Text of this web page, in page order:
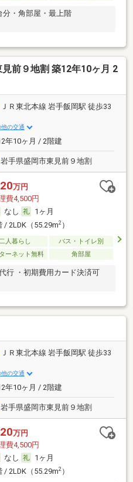
分・角部屋・最上階
前９地割 築12年10ヶ月 2
ＪＲ東北本線 岩手飯岡駅 徒歩33
他の交通
年10ヶ月 / 2階建
岩手県盛岡市東見前９地割
万円
費4,500円
なし
1ヶ月
/ 2LDK（55.29m2）
人暮らし
バス・トイレ別
ーネット無料 角部屋
行 ・初期費用カード決済可
ＪＲ東北本線 岩手飯岡駅 徒歩33
他の交通
年10ヶ月 / 2階建
岩手県盛岡市東見前９地割
万円
費4,500円
なし
1ヶ月
/ 2LDK（55.29m2）